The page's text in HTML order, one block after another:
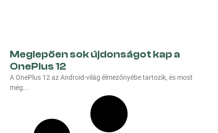
Meglepően sok újdonságot kap a
OnePlus 12
A OnePlus 12 az Android-világ élmezőnyébe tartozik, és most
még